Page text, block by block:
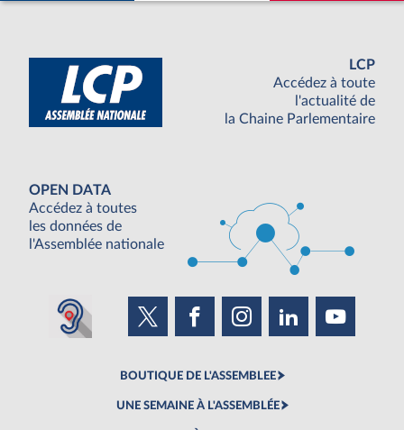
LCP
Accédez à toute
l'actualité de
la Chaine Parlementaire
OPEN DATA
Accédez à toutes
les données de
l'Assemblée nationale
BOUTIQUE DE L'ASSEMBLEE
UNE SEMAINE À L'ASSEMBLÉE